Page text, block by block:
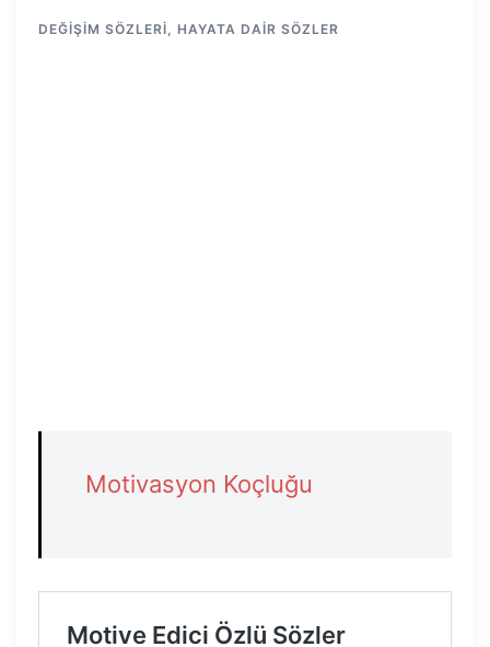
DEĞIŞIM SÖZLERI, HAYATA DAIR SÖZLER
Motivasyon Koçluğu